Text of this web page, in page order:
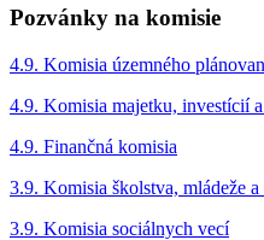
Pozvánky na komisie
4.9. Komisia územného
4.9. Komisia majetku, investícií
4.9. Finančná komisia
3.9. Komisia školstva, mládeže a
3.9. Komisia sociálnych vecí